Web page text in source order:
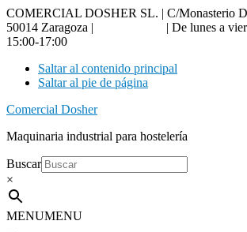
COMERCIAL DOSHER SL. | C/Monasterio
50014 Zaragoza |
| De lunes a
15:00-17:00
Saltar al contenido principal
Saltar al pie de página
Comercial Dosher
Maquinaria industrial para hostelería
Buscar
×
MENUMENU